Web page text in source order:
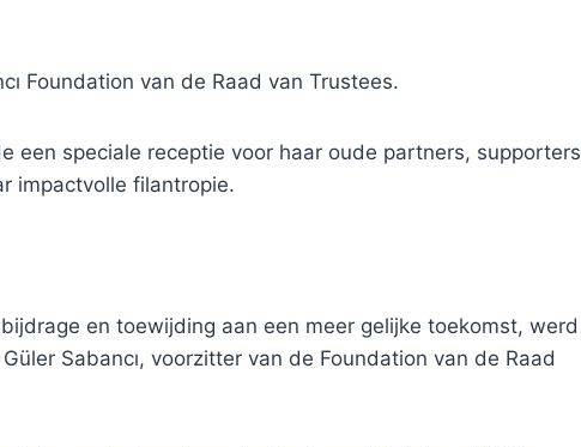
Foundation van de Raad van Trustees.
een speciale receptie voor haar oude partners, supporters
impactvolle filantropie.
en toewijding aan een meer gelijke toekomst, werd
Sabancı, voorzitter van de Foundation van de Raad